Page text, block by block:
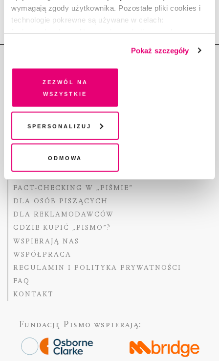
wymagają zgody użytkownika. Pozostałe pliki cookies i
technologie pokrewne są używane w celach:
dobrowolną zgodę na pliki cookies i technologie
pokrewne, zgadzasz się na przechowywanie informacji
na Twoim urządzeniu końcowym lub dostęp do niego i
przetwarzanie danych. Zgodę na wszystkie lub niektóre
chwili wycofać lub ponowić w zakładce "Ustawienia
plików cookie". Wycofanie zgody nie wpływa na
legalność przetwarzania danych przed jej wycofaniem
Pokaż szczegóły
Zezwól na
wszystkie
Spersonalizuj
Odmowa
O „PIŚMIE”
ABOUT PISMO
FACT-CHECKING W „PIŚMIE”
DLA OSÓB PISZĄCYCH
DLA REKLAMODAWCÓW
GDZIE KUPIĆ „PISMO”?
WSPIERAJĄ NAS
WSPÓŁPRACA
REGULAMIN I POLITYKA PRYWATNOŚCI
FAQ
KONTAKT
Fundację Pismo wspierają: